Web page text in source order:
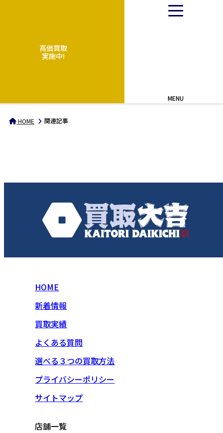
高価買取
実施中!
MENU
HOME 関連記事
HOME
新着情報
買取実績
よくある質問
選べる３つの買取方法
プライバシーポリシー
サイトマップ
店舗一覧